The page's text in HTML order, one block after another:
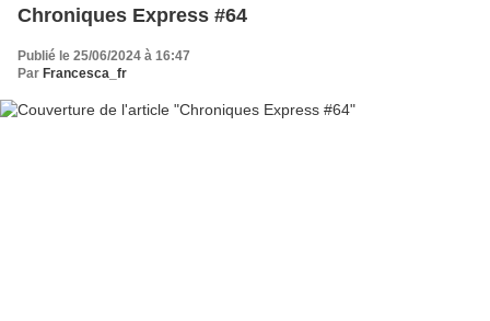
Chroniques Express #64
Publié le 25/06/2024 à 16:47
Par Francesca_fr